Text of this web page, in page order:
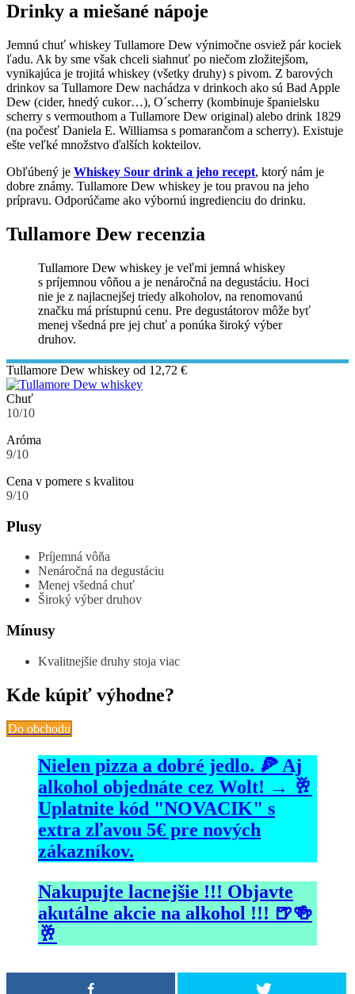
Drinky a miešané nápoje
Jemnú chuť whiskey Tullamore Dew výnimočne osviež pár kociek
ľadu. Ak by sme však chceli siahnuť po niečom zložitejšom,
vynikajúca je trojitá whiskey (všetky druhy) s pivom. Z barových
drinkov sa Tullamore Dew nachádza v drinkoch ako sú Bad Apple
Dew (cider, hnedý cukor…), O´scherry (kombinuje španielsku
scherry s vermouthom a Tullamore Dew original) alebo drink 1829
(na počesť Daniela E. Williamsa s pomarančom a scherry). Existuje
ešte veľké množstvo ďalších kokteilov.
Obľúbený je Whiskey Sour drink a jeho recept, ktorý nám je
dobre známy. Tullamore Dew whiskey je tou pravou na jeho
prípravu. Odporúčame ako výbornú ingredienciu do drinku.
Tullamore Dew recenzia
Tullamore Dew whiskey je veľmi jemná whiskey
s príjemnou vôňou a je nenáročná na degustáciu. Hoci
nie je z najlacnejšej triedy alkoholov, na renomovanú
značku má prístupnú cenu. Pre degustátorov môže byť
menej všedná pre jej chuť a ponúka široký výber
druhov.
Tullamore Dew whiskey od 12,72 €
Chuť
10/10
Aróma
9/10
Cena v pomere s kvalitou
9/10
Plusy
Príjemná vôňa
Nenáročná na degustáciu
Menej všedná chuť
Široký výber druhov
Mínusy
Kvalitnejšie druhy stoja viac
Kde kúpiť výhodne?
Do obchodu
Nielen pizza a dobré jedlo. 🍕 Aj
alkohol objednáte cez Wolt! → 🥂
Uplatnite kód "NOVACIK" s
extra zľavou 5€ pre nových
zákazníkov.
Nakupujte lacnejšie !!! Objavte
akutálne akcie na alkohol !!! 🍺🍻
🥂